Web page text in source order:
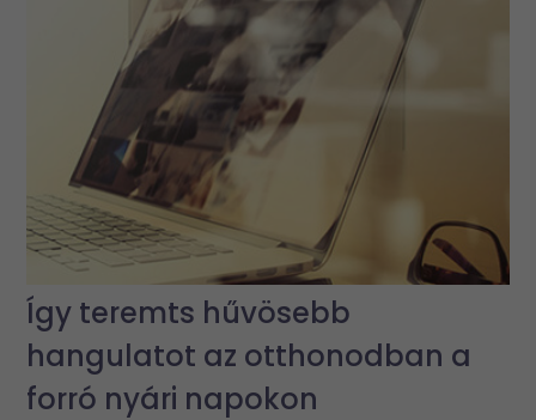
Így teremts hűvösebb
hangulatot az otthonodban a
forró nyári napokon